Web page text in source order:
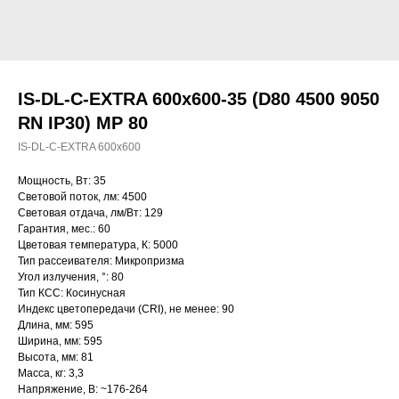
IS-DL-C-EXTRA 600x600-35 (D80 4500 9050
RN IP30) MP 80
IS-DL-C-EXTRA 600x600
Мощность, Вт: 35
Световой поток, лм: 4500
Световая отдача, лм/Вт: 129
Гарантия, мес.: 60
Цветовая температура, К: 5000
Тип рассеивателя: Микропризма
Угол излучения, °: 80
Тип КСС: Косинусная
Индекс цветопередачи (CRI), не менее: 90
Длина, мм: 595
Ширина, мм: 595
Высота, мм: 81
Масса, кг: 3,3
Напряжение, В: ~176-264